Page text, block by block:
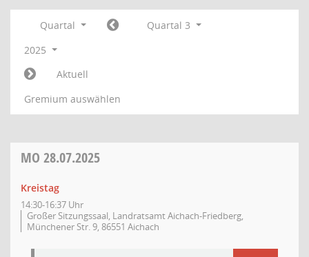
Quartal
Quartal 3
2025
Aktuell
Gremium auswählen
MO 28.07.2025
Kreistag
14:30-16:37 Uhr
Großer Sitzungssaal, Landratsamt Aichach-Friedberg,
Münchener Str. 9, 86551 Aichach